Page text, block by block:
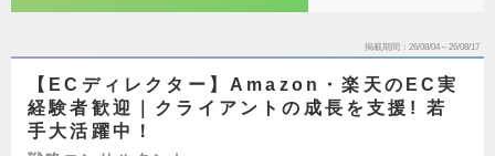
掲載期間 26/08/04～26/08/17
【ECディレクター】Amazon・楽天のEC実
経験者歓迎｜クライアントの成長を支援! 若
手大活躍中！